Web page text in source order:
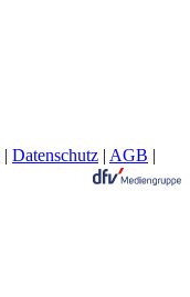
| Datenschutz | AGB |